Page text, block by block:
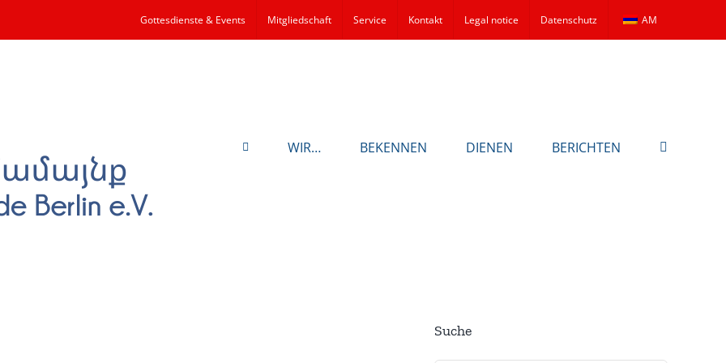
Gottesdienste & Events Mitgliedschaft Service Kontakt Legal notice Datenschutz AM
WIR… BEKENNEN DIENEN BERICHTEN
Suche